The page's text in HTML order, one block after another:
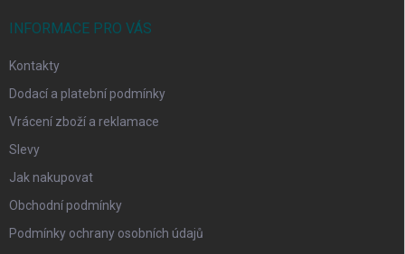
INFORMACE PRO VÁS
Kontakty
Dodací a platební podmínky
Vrácení zboží a reklamace
Slevy
Jak nakupovat
Obchodní podmínky
Podmínky ochrany osobních údajů